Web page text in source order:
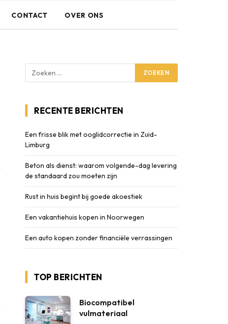
CONTACT OVER ONS
RECENTE BERICHTEN
Een frisse blik met ooglidcorrectie in Zuid-
Limburg
Beton als dienst: waarom volgende-dag levering
de standaard zou moeten zijn
Rust in huis begint bij goede akoestiek
Een vakantiehuis kopen in Noorwegen
Een auto kopen zonder financiële verrassingen
TOP BERICHTEN
Biocompatibel
vulmateriaal